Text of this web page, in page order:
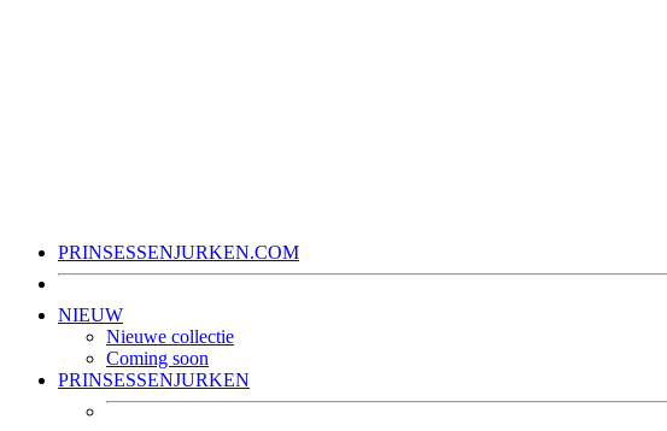
PRINSESSENJURKEN.COM
NIEUW
Nieuwe collectie
Coming soon
PRINSESSENJURKEN